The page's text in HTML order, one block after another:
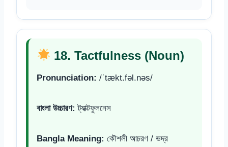
18. Tactfulness (Noun)
Pronunciation: /ˈtækt.fəl.nəs/
বাংলা উচ্চারণ: ট্যাক্টফুলনেস
Bangla Meaning: কৌশলী আচরণ / ভদ্র